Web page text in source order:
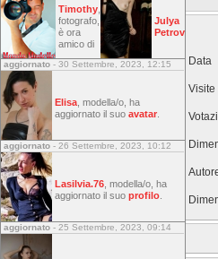
Data
Visite
Timothy
fotografo,
è ora
amico di
Julya
Petrov
aggiornato - 30 Settembre, 2023, 12:15
Elisa , modella/o, ha
aggiornato il suo avatar
aggiornato - 26 Settembre, 2023, 10:12
Lasilvia.76 , modella/o, ha
aggiornato il suo profilo
aggiornato - 25 Settembre, 2023, 09:14